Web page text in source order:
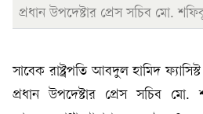
প্রধান উপদেষ্টার প্রেস সচিব মো.
সাবেক রাষ্ট্রপতি আবদুল হামিদ
প্রধান উপদেষ্টার প্রেস সচিব